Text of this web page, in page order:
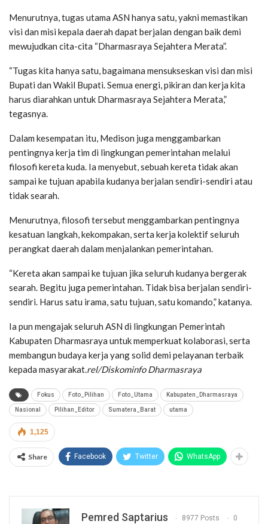
Menurutnya, tugas utama ASN hanya satu, yakni memastikan
visi dan misi kepala daerah dapat berjalan dengan baik demi
mewujudkan cita-cita “Dharmasraya Sejahtera Merata”.
“Tugas kita hanya satu, bagaimana mensukseskan visi dan misi
Bupati dan Wakil Bupati. Semua energi, pikiran dan kerja kita
harus diarahkan untuk Dharmasraya Sejahtera Merata,”
tegasnya.
Dalam kesempatan itu, Medison juga menggambarkan
pentingnya kerja tim di lingkungan pemerintahan melalui
filosofi kereta kuda. Ia menyebut, sebuah kereta tidak akan
sampai ke tujuan apabila kudanya berjalan sendiri-sendiri atau
tidak searah.
Menurutnya, filosofi tersebut menggambarkan pentingnya
kesatuan langkah, kekompakan, serta kerja kolektif seluruh
perangkat daerah dalam menjalankan pemerintahan.
“Kereta akan sampai ke tujuan jika seluruh kudanya bergerak
searah. Begitu juga pemerintahan. Tidak bisa berjalan sendiri-
sendiri. Harus satu irama, satu tujuan, satu komando,” katanya.
Ia pun mengajak seluruh ASN di lingkungan Pemerintah
Kabupaten Dharmasraya untuk memperkuat kolaborasi, serta
membangun budaya kerja yang solid demi pelayanan terbaik
kepada masyarakat.rel/Diskominfo Dharmasraya
Fokus Foto_Pilihan Foto_Utama Kabupaten_Dharmasraya
Nasional Pilihan_Editor Sumatera_Barat utama
1,125
Share Facebook Twitter WhatsApp
Pemred Saptarius 8977 Posts 0